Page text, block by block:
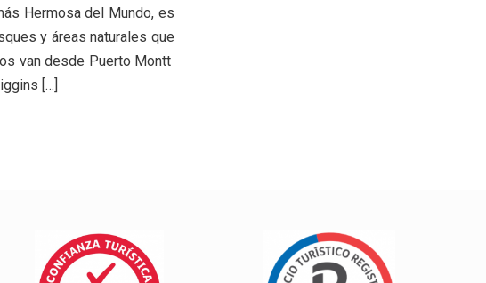
Hermosa del Mundo, es
y áreas naturales que
van desde Puerto Montt
[…]